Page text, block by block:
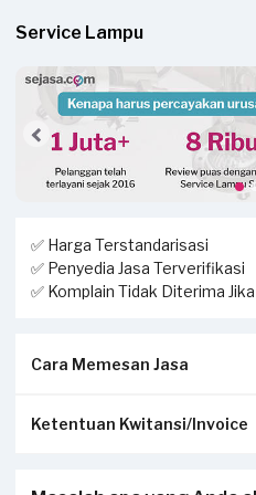
Service Lampu
✅ Harga Terstandarisasi
✅ Penyedia Jasa Terverifikasi
✅ Komplain Tidak Diterima
Cara Memesan Jasa
1. Isi form dengan lengkap,
Ketentuan Kwitansi/Invoice